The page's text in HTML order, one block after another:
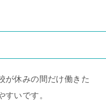
が休みの間だけ働きた
いです。